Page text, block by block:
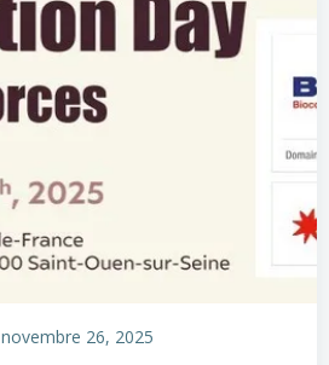
novembre 26, 2025